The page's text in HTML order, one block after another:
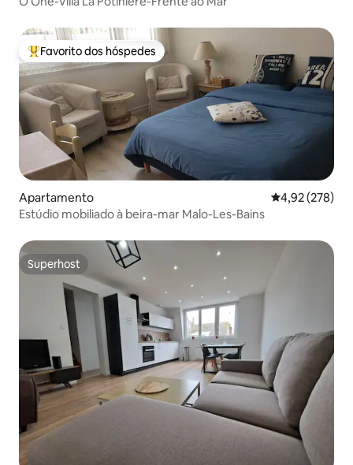
Favoritos dos hóspedes mais apreciados
Favorito dos hóspedes
Apartamento Classificação
4,92 (278)
Estúdio mobiliado à beira-mar Malo-Les-Bains
Superhost
Superhost